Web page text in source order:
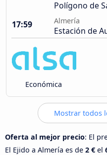
Polígono de
17:59
Almería
Estación de
Económica
Mostrar todos
Oferta al mejor precio: El
El Ejido a Almería es de 2 € el